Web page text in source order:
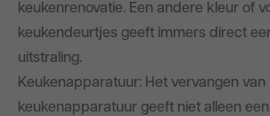
keukenrenovatie. Een andere kleur of
keukendeurtjes geeft immers direct
uitstraling.
Keukenapparatuur: Het vervangen van
keukenapparatuur geeft niet alleen